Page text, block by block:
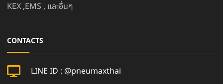
KEX ,EMS , และอื่นๆ
CONTACTS
LINE ID : @pneumaxthai